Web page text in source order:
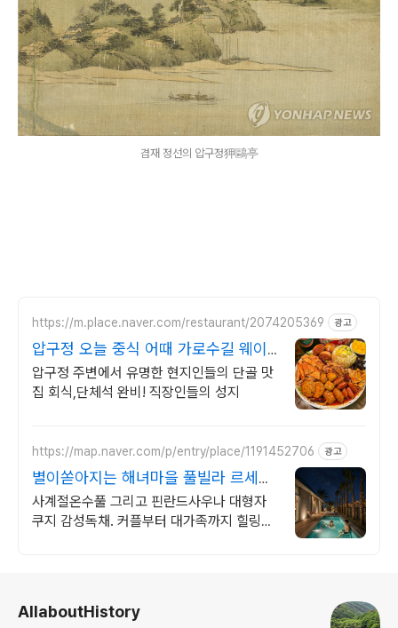
겸재 정선의 압구정狎鷗亭
https://m.place.naver.com/restaurant/2074205369 광고
압구정 오늘 중식 어때 가로수길 웨이
팅맛집
압구정 주변에서 유명한 현지인들의 단골 맛
집 회식,단체석 완비! 직장인들의 성지
https://map.naver.com/p/entry/place/1191452706 광고
별이쏟아지는 해녀마을 풀빌라 르세라
핌도 다녀간 감성풀빌라
사계절온수풀 그리고 핀란드사우나 대형자
쿠지 감성독채. 커플부터 대가족까지 힐링숙
AllaboutHistory